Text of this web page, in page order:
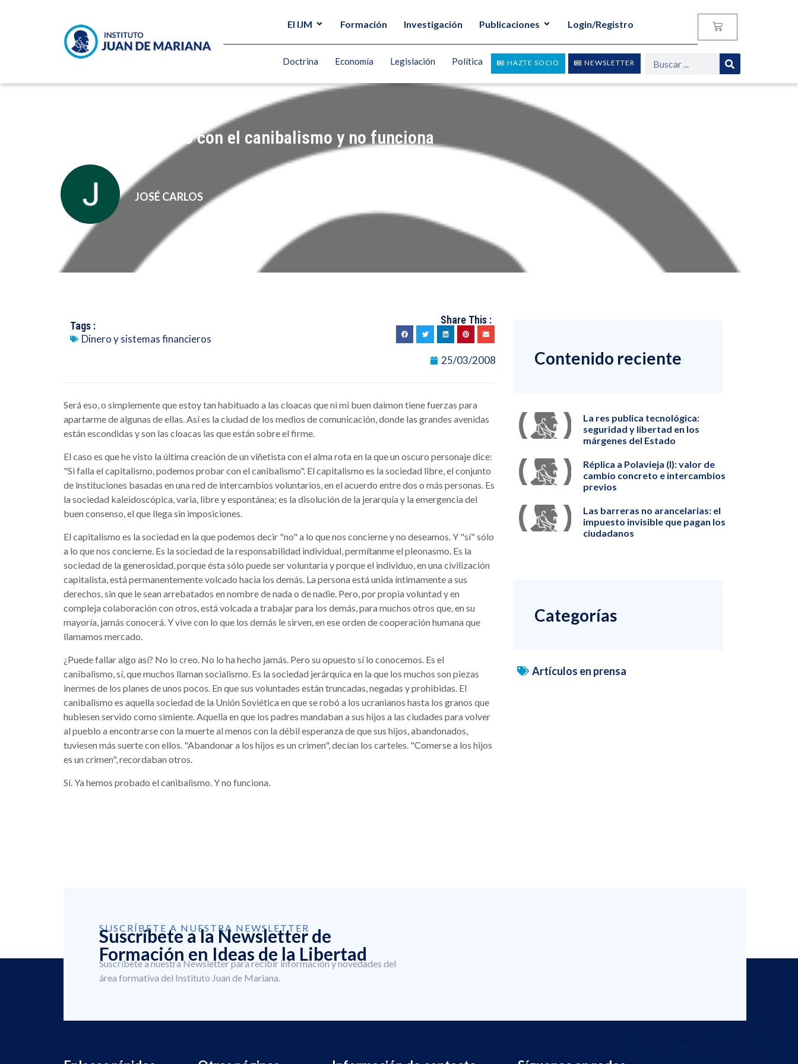
El IJM Formación Investigación Publicaciones Login/Registro
NEWSLETTER
HAZTE SOCIO
Doctrina Economía Legislación Política
Ya hemos probado con el canibalismo y no funciona
JOSÉ CARLOS
Tags :
Dinero y sistemas financieros
Share This :
25/03/2008
Será eso, o simplemente que estoy tan habituado a las cloacas que ni mi buen daimon tiene fuerzas para
apartarme de algunas de ellas. Así es la ciudad de los medios de comunicación, donde las grandes avenidas
están escondidas y son las cloacas las que están sobre el firme.
El caso es que he visto la última creación de un viñetista con el alma rota en la que un oscuro personaje dice:
"Si falla el capitalismo, podemos probar con el canibalismo". El capitalismo es la sociedad libre, el conjunto
de instituciones basadas en una red de intercambios voluntarios, en el acuerdo entre dos o más personas. Es
la sociedad kaleidoscópica, varia, libre y espontánea; es la disolución de la jerarquía y la emergencia del
buen consenso, el que llega sin imposiciones.
El capitalismo es la sociedad en la que podemos decir "no" a lo que nos concierne y no deseamos. Y "sí" sólo
a lo que nos concierne. Es la sociedad de la responsabilidad individual, permítanme el pleonasmo. Es la
sociedad de la generosidad, porque ésta sólo puede ser voluntaria y porque el individuo, en una civilización
capitalista, está permanentemente volcado hacia los demás. La persona está unida íntimamente a sus
derechos, sin que le sean arrebatados en nombre de nada o de nadie. Pero, por propia voluntad y en
compleja colaboración con otros, está volcada a trabajar para los demás, para muchos otros que, en su
mayoría, jamás conocerá. Y vive con lo que los demás le sirven, en ese orden de cooperación humana que
llamamos mercado.
¿Puede fallar algo así? No lo creo. No lo ha hecho jamás. Pero su opuesto sí lo conocemos. Es el
canibalismo, sí, que muchos llaman socialismo. Es la sociedad jerárquica en la que los muchos son piezas
inermes de los planes de unos pocos. En que sus voluntades están truncadas, negadas y prohibidas. El
canibalismo es aquella sociedad de la Unión Soviética en que se robó a los ucranianos hasta los granos que
hubiesen servido como simiente. Aquella en que los padres mandaban a sus hijos a las ciudades para volver
al pueblo a encontrarse con la muerte al menos con la débil esperanza de que sus hijos, abandonados,
tuviesen más suerte con ellos. "Abandonar a los hijos es un crimen", decían los carteles. "Comerse a los hijos
es un crimen", recordaban otros.
Sí. Ya hemos probado el canibalismo. Y no funciona.
Contenido reciente
La res publica tecnológica:
seguridad y libertad en los
márgenes del Estado
Réplica a Polavieja (I): valor de
cambio concreto e intercambios
previos
Las barreras no arancelarias: el
impuesto invisible que pagan los
ciudadanos
Categorías
Artículos en prensa
SUSCRÍBETE A NUESTRA NEWSLETTER
Suscríbete a la Newsletter de
Formación en Ideas de la Libertad
Suscríbete a nuestra Newsletter para recibir información y novedades del
área formativa del Instituto Juan de Mariana.